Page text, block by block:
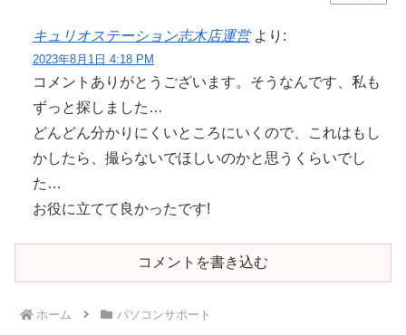
キュリオステーション志木店運営 より:
2023年8月1日 4:18 PM
コメントありがとうございます。そうなんです、私も
ずっと探しました…
どんどん分かりにくいところにいくので、これはもし
かしたら、撮らないでほしいのかと思うくらいでし
た…
お役に立てて良かったです!
コメントを書き込む
ホーム パソコンサポート